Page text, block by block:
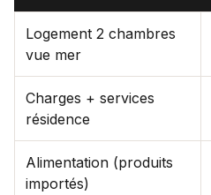
Logement 2 chambres
vue mer
Charges + services
résidence
Alimentation (produits
importés)